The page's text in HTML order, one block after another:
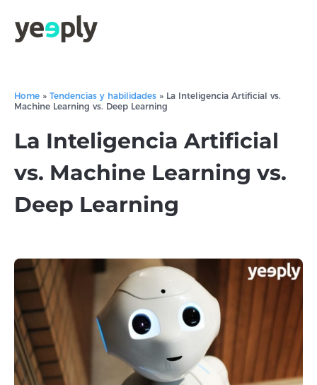
Home » Tendencias y habilidades » La Inteligencia Artificial vs.
Machine Learning vs. Deep Learning
La Inteligencia Artificial
vs. Machine Learning vs.
Deep Learning